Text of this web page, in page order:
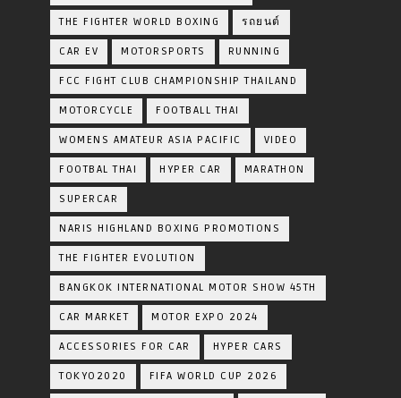
THE FIGHTER WORLD BOXING รถยนต์
CAR EV MOTORSPORTS RUNNING
FCC FIGHT CLUB CHAMPIONSHIP THAILAND
MOTORCYCLE FOOTBALL THAI
WOMENS AMATEUR ASIA PACIFIC VIDEO
FOOTBAL THAI HYPER CAR MARATHON
SUPERCAR
NARIS HIGHLAND BOXING PROMOTIONS
THE FIGHTER EVOLUTION
BANGKOK INTERNATIONAL MOTOR SHOW 45TH
CAR MARKET MOTOR EXPO 2024
ACCESSORIES FOR CAR HYPER CARS
TOKYO2020 FIFA WORLD CUP 2026